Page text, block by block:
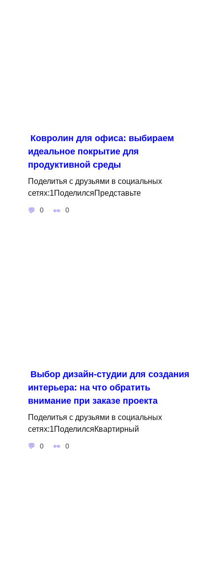
Ковролин для офиса: выбираем
идеальное покрытие для
продуктивной среды
Поделитья с друзьями в социальных
сетях:1ПоделилсяПредставьте
0 0
Выбор дизайн-студии для создания
интерьера: на что обратить
внимание при заказе проекта
Поделитья с друзьями в социальных
сетях:1ПоделилсяКвартирный
0 0